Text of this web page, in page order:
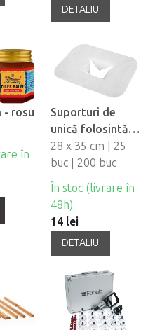
DETALIU
- rosu
în
Suporturi de
unică folosintă
pentru orificiul
fetei din material
netesut Fabulo
28 x 35 cm | 25
buc | 200 buc
În stoc (livrare în
48h)
14 lei
DETALIU